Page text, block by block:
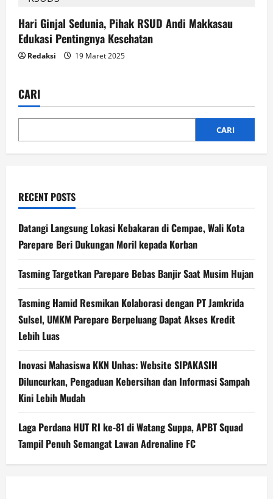
Hari Ginjal Sedunia, Pihak RSUD Andi Makkasau
Edukasi Pentingnya Kesehatan
Redaksi 19 Maret 2025
CARI
CARI
RECENT POSTS
Datangi Langsung Lokasi Kebakaran di Cempae, Wali Kota
Parepare Beri Dukungan Moril kepada Korban
Tasming Targetkan Parepare Bebas Banjir Saat Musim Hujan
Tasming Hamid Resmikan Kolaborasi dengan PT Jamkrida
Sulsel, UMKM Parepare Berpeluang Dapat Akses Kredit
Lebih Luas
Inovasi Mahasiswa KKN Unhas: Website SIPAKASIH
Diluncurkan, Pengaduan Kebersihan dan Informasi Sampah
Kini Lebih Mudah
Laga Perdana HUT RI ke-81 di Watang Suppa, APBT Squad
Tampil Penuh Semangat Lawan Adrenaline FC